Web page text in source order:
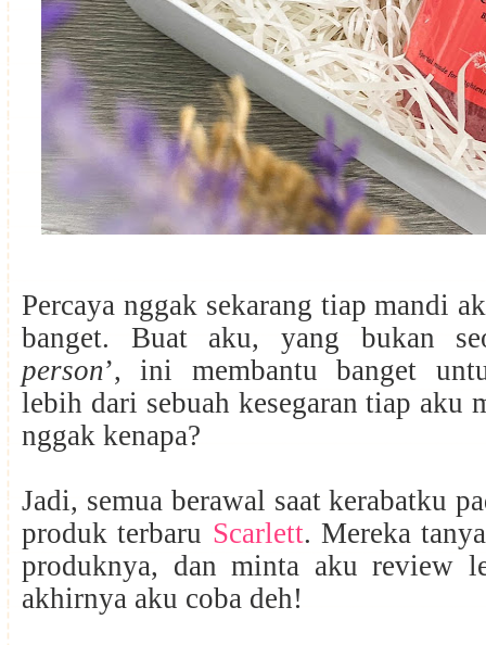
Percaya nggak sekarang tiap mandi
banget. Buat aku, yang bukan
person’, ini membantu banget
lebih dari sebuah kesegaran tiap aku
nggak kenapa?
Jadi, semua berawal saat kerabatku
produk terbaru Scarlett. Mereka
produknya, dan minta aku review
akhirnya aku coba deh!